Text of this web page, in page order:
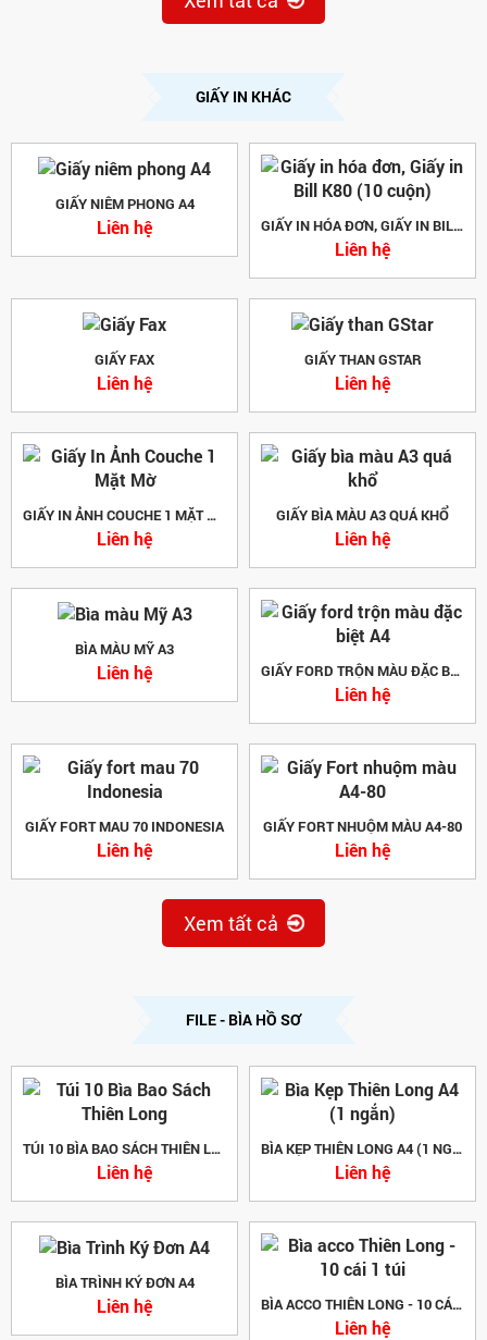
GIẤY IN KHÁC
GIẤY NIÊM PHONG A4
Liên hệ GIẤY IN HÓA ĐƠN, GIẤY IN BILL K80 (10 CUỘN)
Liên hệ
GIẤY FAX
Liên hệ
GIẤY THAN GSTAR
Liên hệ
GIẤY IN ẢNH COUCHE 1 MẶT MỜ
Liên hệ
GIẤY BÌA MÀU A3 QUÁ KHỔ
Liên hệ
BÌA MÀU MỸ A3
Liên hệ GIẤY FORD TRỘN MÀU ĐẶC BIỆT A4
Liên hệ
GIẤY FORT MAU 70 INDONESIA
Liên hệ
GIẤY FORT NHUỘM MÀU A4-80
Liên hệ
Xem tất cả
FILE - BÌA HỒ SƠ
TÚI 10 BÌA BAO SÁCH THIÊN LONG
Liên hệ
BÌA KẸP THIÊN LONG A4 (1 NGẮN)
Liên hệ
BÌA TRÌNH KÝ ĐƠN A4
Liên hệ BÌA ACCO THIÊN LONG - 10 CÁI 1 TÚI
Liên hệ